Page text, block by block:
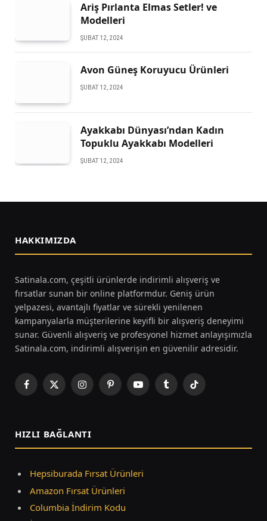
Ariş Pırlanta Elmas Setler! ve
Modelleri
ŞUBAT 12, 2024
Avon Güneş Koruyucu Ürünleri
ŞUBAT 12, 2024
Ayakkabı Dünyası’ndan Kadın
Topuklu Ayakkabı Modelleri
ŞUBAT 12, 2024
HAKKIMIZDA
Satinala.com, çeşitli ürünlerde indirimli alışveriş ve
fırsatlar sunan bir online platformdur. Geniş ürün
yelpazesi, avantajlı fiyatlar ve sürekli yenilenen
kampanyalarla müşterilerine keyifli bir alışveriş deneyimi
sunar. Güvenli alışveriş ve profesyonel hizmet anlayışımızla
Satinala.com, indirimli alışverişin en güvenilir adresidir.
Facebook
X
InstagramPinterestYouTubeTumblrTikTok
HIZLI BAĞLANTI
Hepsiburada Fırsat Ürünleri
Amazon Fırsat Ürünleri
Columbia İndirim Kodu